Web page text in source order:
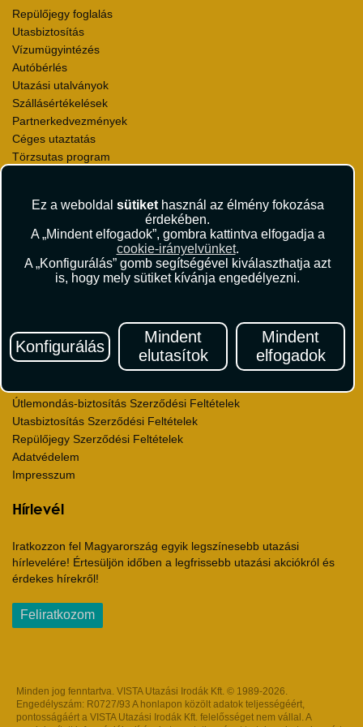
Ez a weboldal sütikethasznál az élmény fokozása
érdekében.
A „Mindent elfogadok”, gombra kattintva elfogadja a
cookie-irányelvünket.
A „Konfigurálás” gomb segítségével kiválaszthatja azt
is, hogy mely sütiket kívánja engedélyezni.
Konfigurálás
Mindent
elutasítok
Mindent
elfogadok
Repülőjegy foglalás
Utasbiztosítás
Vízumügyintézés
Autóbérlés
Utazási utalványok
Szállásértékelések
Partnerkedvezmények
Céges utaztatás
Törzsutas program
Rólunk
Kapcsolat
Médiaajánlat
Sajtószoba
Viszonteladás
Elismerések és díjak
Környezettudatosság
Útlemondás-biztosítás Szerződési Feltételek
Utasbiztosítás Szerződési Feltételek
Repülőjegy Szerződési Feltételek
Adatvédelem
Impresszum
Hírlevél
Iratkozzon fel Magyarország egyik legszínesebb utazási
hírlevelére! Értesüljön időben a legfrissebb utazási akciókról és
érdekes hírekről!
Feliratkozom
Minden jog fenntartva. VISTA Utazási Irodák Kft. © 1989-2026.
Engedélyszám: R0727/93 A honlapon közölt adatok teljességéért,
pontosságáért a VISTA Utazási Irodák Kft. felelősséget nem vállal. A